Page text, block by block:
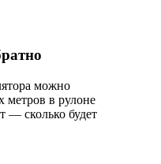
можно
метров в рулоне
— сколько будет